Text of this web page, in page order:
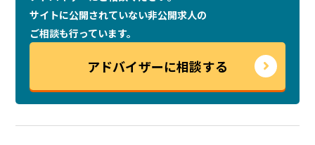
サイトに公開されていない非公開求人の
ご相談も行っています。
アドバイザーに相談する